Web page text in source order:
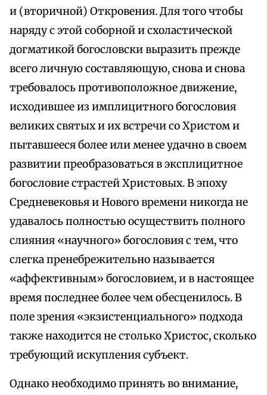
и (вторичной) Откровения. Для того чтобы
наряду с этой соборной и схоластической
догматикой богословски выразить прежде
всего личную составляющую, снова и снова
требовалось противоположное движение,
исходившее из имплицитного богословия
великих святых и их встречи со Христом и
пытавшееся более или менее удачно в своем
развитии преобразоваться в эксплицитное
богословие страстей Христовых. В эпоху
Средневековья и Нового времени никогда не
удавалось полностью осуществить полного
слияния «научного» богословия с тем, что
слегка пренебрежительно называется
«аффективным» богословием, и в настоящее
время последнее более чем обесценилось. В
поле зрения «экзистенциального» подхода
также находится не столько Христос, сколько
требующий искупления субъект.
Однако необходимо принять во внимание,